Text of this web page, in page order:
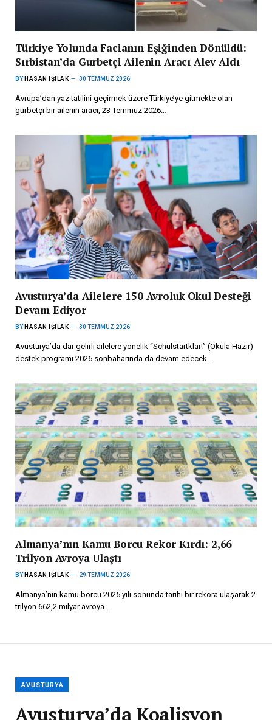
Türkiye Yolunda Facianın Eşiğinden Dönüldü:
Sırbistan’da Gurbetçi Ailenin Aracı Alev Aldı
BY HASAN IŞILAK 30 TEMMUZ 2026
Avrupa’dan yaz tatilini geçirmek üzere Türkiye’ye gitmekte olan
gurbetçi bir ailenin aracı, 23 Temmuz 2026…
Avusturya’da Ailelere 150 Avroluk Okul Desteği
Devam Ediyor
BY HASAN IŞILAK 30 TEMMUZ 2026
Avusturya’da dar gelirli ailelere yönelik “Schulstartklar!” (Okula Hazır)
destek programı 2026 sonbaharında da devam edecek.…
Almanya’nın Kamu Borcu Rekor Kırdı: 2,66
Trilyon Avroya Ulaştı
BY HASAN IŞILAK 29 TEMMUZ 2026
Almanya’nın kamu borcu 2025 yılı sonunda tarihi bir rekora ulaşarak 2
trilyon 662,2 milyar avroya…
AVUSTURYA
Avusturya’da Koalisyon